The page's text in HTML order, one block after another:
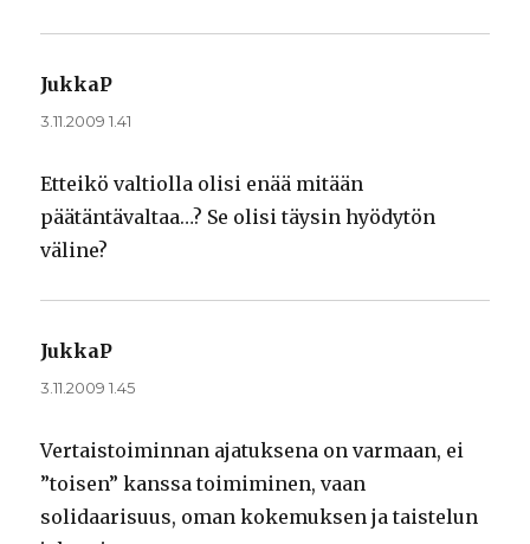
JukkaP
3.11.2009 1.41
Etteikö valtiolla olisi enää mitään
päätäntävaltaa…? Se olisi täysin hyödytön
väline?
JukkaP
3.11.2009 1.45
Vertaistoiminnan ajatuksena on varmaan, ei
”toisen” kanssa toimiminen, vaan
solidaarisuus, oman kokemuksen ja taistelun